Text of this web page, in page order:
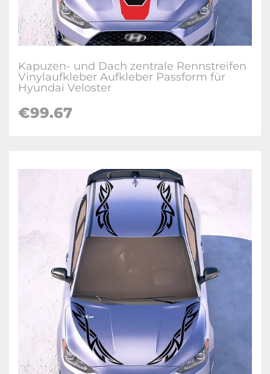
Kapuzen- und Dach zentrale Rennstreifen
Vinylaufkleber Aufkleber Passform für
Hyundai Veloster
€99.67